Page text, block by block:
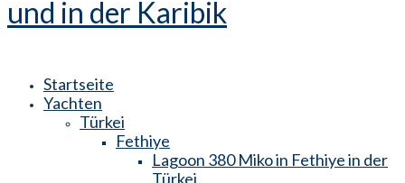
Startseite
Yachten
Türkei
Fethiye
Lagoon 380 Miko in Fethiye in der
Türkei